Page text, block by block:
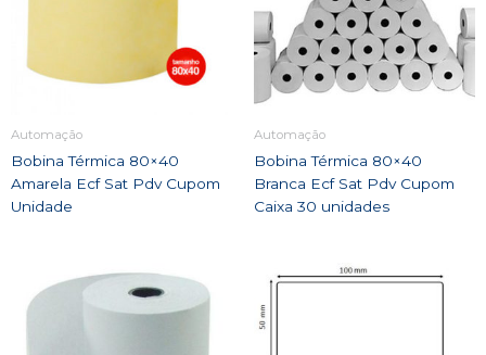
Automação
Bobina Térmica 80×40
Amarela Ecf Sat Pdv Cupom
Unidade
Automação
Bobina Térmica 80×40
Branca Ecf Sat Pdv Cupom
Caixa 30 unidades